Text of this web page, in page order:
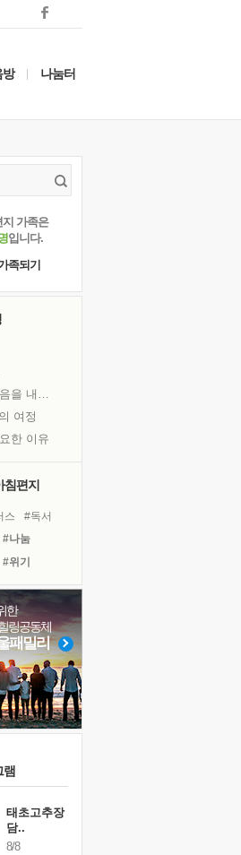
방 나눔터
지 가족은
입니다.
족되기
귀를 열고 마음을 내어주고
여정
한 이유
흙이 된 몸으로 출근하는 여자
되는 것
먼저
보며
아픈 아버지를 위한 공간 설계
극심한 변비, 어깨결림, 수면 장애
니
유년 시절의 부산 영도 바다
침편지
스
#독서
#나눔
#위기
력
#건강
상
전캠프
#친구
한
링공동체
패밀리
태초고추장
담..
8/8